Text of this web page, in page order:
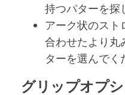
持つパターを探
アーク状のスト
合わせたより丸
ターを選んでく
グリップオプ